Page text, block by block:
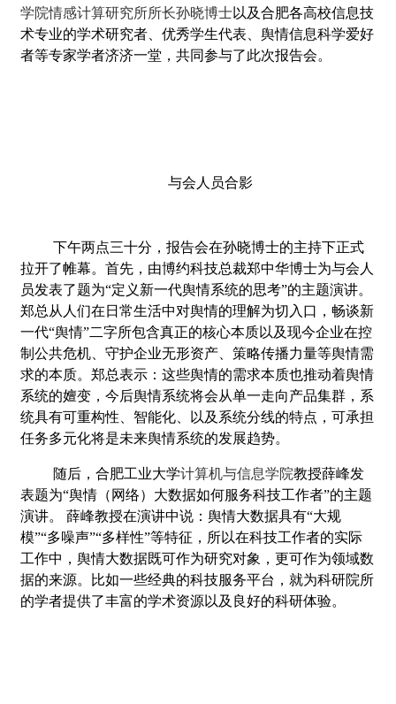
学院情感计算研究所所长孙晓博士以及合肥各高校信息技
术专业的学术研究者、优秀学生代表、舆情信息科学爱好
者等专家学者济济一堂，共同参与了此次报告会。
与会人员合影
下午两点三十分，报告会在孙晓博士的主持下正式
拉开了帷幕。首先，由博约科技总裁郑中华博士为与会人
员发表了题为“定义新一代舆情系统的思考”的主题演讲。
郑总从人们在日常生活中对舆情的理解为切入口，畅谈新
一代“舆情”二字所包含真正的核心本质以及现今企业在控
制公共危机、守护企业无形资产、策略传播力量等舆情需
求的本质。郑总表示：这些舆情的需求本质也推动着舆情
系统的嬗变，今后舆情系统将会从单一走向产品集群，系
统具有可重构性、智能化、以及系统分线的特点，可承担
任务多元化将是未来舆情系统的发展趋势。
随后，合肥工业大学计算机与信息学院教授薛峰发
表题为“舆情（网络）大数据如何服务科技工作者”的主题
演讲。 薛峰教授在演讲中说：舆情大数据具有“大规
模”“多噪声”“多样性”等特征，所以在科技工作者的实际
工作中，舆情大数据既可作为研究对象，更可作为领域数
据的来源。比如一些经典的科技服务平台，就为科研院所
的学者提供了丰富的学术资源以及良好的科研体验。